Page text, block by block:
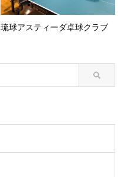
琉球アスティーダ卓球クラブ